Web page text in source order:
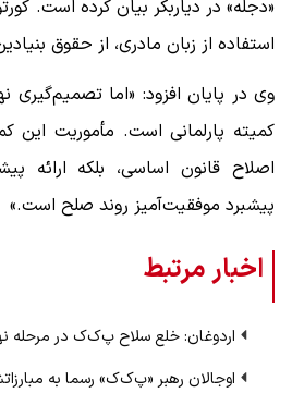
«دجله» در دیاربکر بیان کرده است.
استفاده از زبان مادری، از حقوق
وی در پایان افزود: «اما تصمیم‌گیری
کمیته پارلمانی است. مأموریت این
اصلاح قانون اساسی، بلکه ارائه
پیشبرد موفقیت‌آمیز روند صلح است.»
اخبار مرتبط
اردوغان: خلع سلاح پ‌ک‌ک در مرحله
اوجالان رهبر «پ‌ک‌ک» رسما به